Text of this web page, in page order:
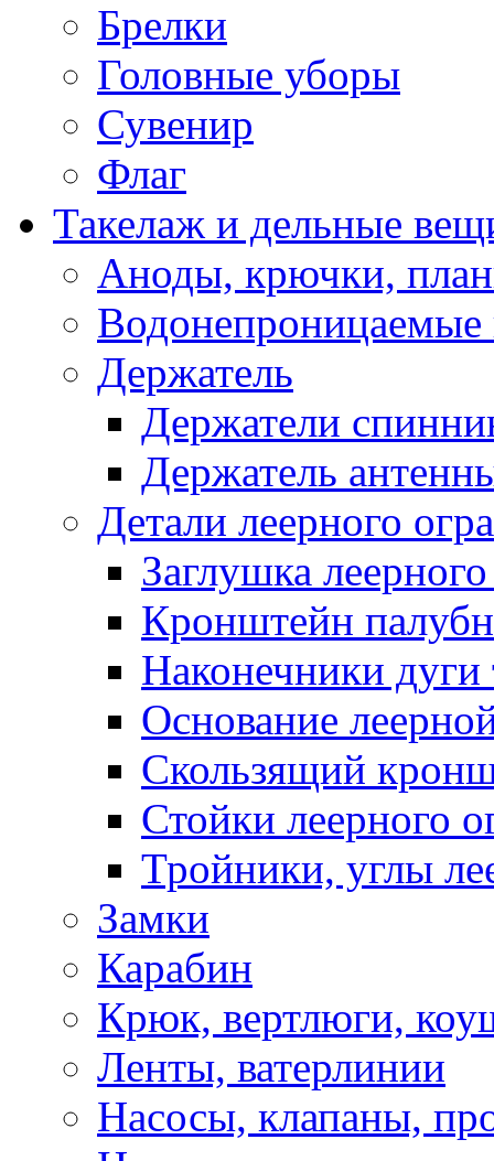
Брелки
Головные уборы
Сувенир
Флаг
Такелаж и дельные
Аноды, крючки,
Водонепроницаемые
Держатель
Держатели
Держатель
Детали леерного
Заглушка
Кронштейн
Наконечники дуги
Основание
Скользящий
Стойки леерного
Тройники, углы
Замки
Карабин
Крюк, вертлюги,
Ленты, ватерлинии
Насосы, клапаны,